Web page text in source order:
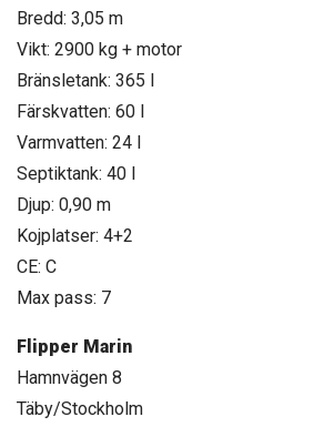
Bredd: 3,05 m
Vikt: 2900 kg + motor
Bränsletank: 365 l
Färskvatten: 60 l
Varmvatten: 24 l
Septiktank: 40 l
Djup: 0,90 m
Kojplatser: 4+2
CE: C
Max pass: 7
Flipper Marin
Hamnvägen 8
Täby/Stockholm